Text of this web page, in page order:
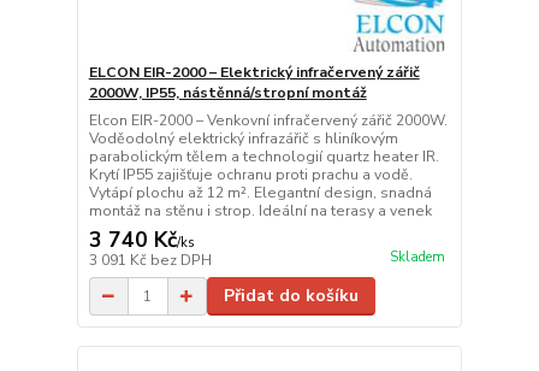
ELCON EIR-2000 – Elektrický infračervený zářič
2000W, IP55, nástěnná/stropní montáž
Elcon EIR-2000 – Venkovní infračervený zářič 2000W.
Voděodolný elektrický infrazářič s hliníkovým
parabolickým tělem a technologií quartz heater IR.
Krytí IP55 zajišťuje ochranu proti prachu a vodě.
Vytápí plochu až 12 m². Elegantní design, snadná
montáž na stěnu i strop. Ideální na terasy a venek
3 740 Kč/ks
3 091 Kč bez DPH Skladem
Přidat do košíku